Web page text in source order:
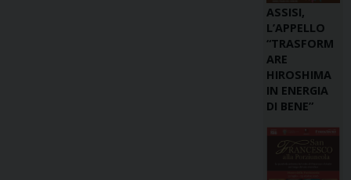
ASSISI,
L’APPELLO
“TRASFORM
ARE
HIROSHIMA
IN ENERGIA
DI BENE”